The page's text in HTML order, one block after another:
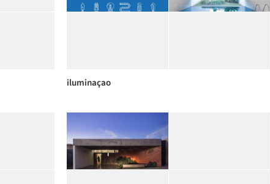
iluminaçao